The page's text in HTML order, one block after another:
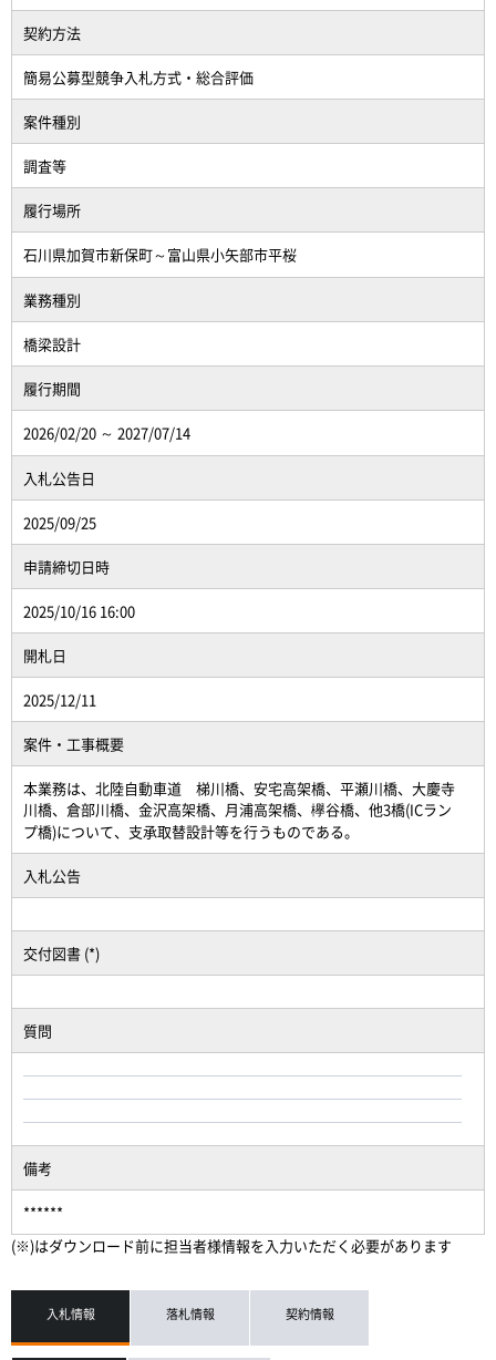
契約方法
簡易公募型競争入札方式・総合評価
案件種別
調査等
履行場所
石川県加賀市新保町～富山県小矢部市平桜
業務種別
橋梁設計
履行期間
2026/02/20 ～ 2027/07/14
入札公告日
2025/09/25
申請締切日時
2025/10/16 16:00
開札日
2025/12/11
案件・工事概要
本業務は、北陸自動車道 梯川橋、安宅高架橋、平瀬川橋、大慶寺
川橋、倉部川橋、金沢高架橋、月浦高架橋、欅谷橋、他3橋(ICラン
プ橋)について、支承取替設計等を行うものである。
入札公告
交付図書 (*)
質問
備考
******
(※)はダウンロード前に担当者様情報を入力いただく必要があります
入札情報 落札情報 契約情報